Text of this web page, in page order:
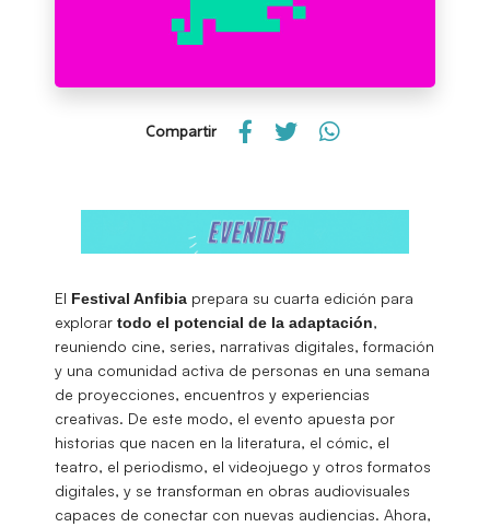
Compartir
El Festival Anfibia prepara su cuarta edición para
explorar todo el potencial de la adaptación,
reuniendo cine, series, narrativas digitales, formación
y una comunidad activa de personas en una semana
de proyecciones, encuentros y experiencias
creativas. De este modo, el evento apuesta por
historias que nacen en la literatura, el cómic, el
teatro, el periodismo, el videojuego y otros formatos
digitales, y se transforman en obras audiovisuales
capaces de conectar con nuevas audiencias. Ahora,